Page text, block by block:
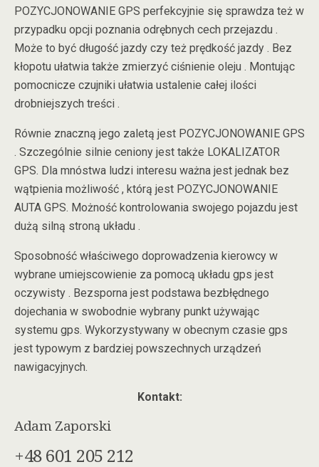
POZYCJONOWANIE GPS perfekcyjnie się sprawdza też w
przypadku opcji poznania odrębnych cech przejazdu .
Może to być długość jazdy czy też prędkość jazdy . Bez
kłopotu ułatwia także zmierzyć ciśnienie oleju . Montując
pomocnicze czujniki ułatwia ustalenie całej ilości
drobniejszych treści .
Równie znaczną jego zaletą jest POZYCJONOWANIE GPS
. Szczególnie silnie ceniony jest także LOKALIZATOR
GPS. Dla mnóstwa ludzi interesu ważna jest jednak bez
wątpienia możliwość , którą jest POZYCJONOWANIE
AUTA GPS. Możność kontrolowania swojego pojazdu jest
dużą silną stroną układu .
Sposobność właściwego doprowadzenia kierowcy w
wybrane umiejscowienie za pomocą układu gps jest
oczywisty . Bezsporna jest podstawa bezbłędnego
dojechania w swobodnie wybrany punkt używając
systemu gps. Wykorzystywany w obecnym czasie gps
jest typowym z bardziej powszechnych urządzeń
nawigacyjnych.
Kontakt:
Adam Zaporski
+48 601 205 212